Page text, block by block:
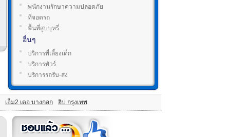
พนักงานรักษาความปลอดภัย
ที่จอดรถ
พื้นที่สูบบุหรี่
อื่นๆ
บริการพี่เลี้ยงเด็ก
บริการทัวร์
บริการรถรับ-ส่ง
เอ็ม2 เดอ บางกอก ฮิป กรุงเทพ